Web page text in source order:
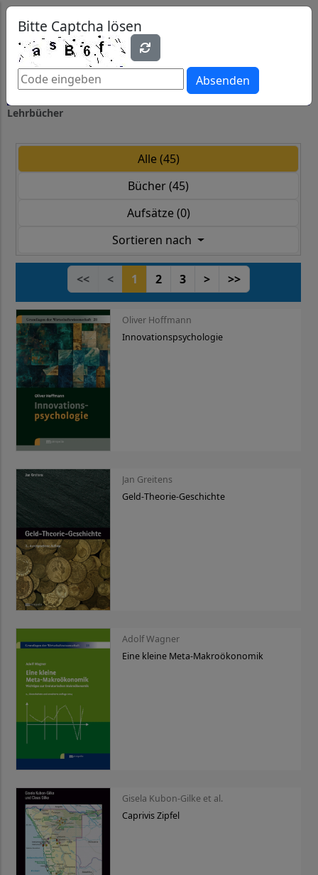
Bitte Captcha lösen
Absenden
Lehrbücher
Alle (45)
Bücher (45)
Aufsätze (0)
Sortieren nach
<< < 1 2 3 > >>
Oliver Hoffmann
Innovationspsychologie
Jan Greitens
Geld-Theorie-Geschichte
Adolf Wagner
Eine kleine Meta-Makroökonomik
Gisela Kubon-Gilke et al.
Caprivis Zipfel